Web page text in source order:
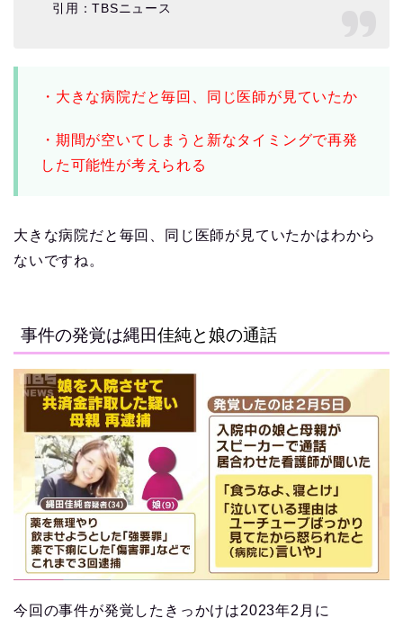
引用：TBSニュース
・大きな病院だと毎回、同じ医師が見ていたか
・期間が空いてしまうと新なタイミングで再発
した可能性が考えられる
大きな病院だと毎回、同じ医師が見ていたかはわから
ないですね。
事件の発覚は縄田佳純と娘の通話
今回の事件が発覚したきっかけは2023年2月に